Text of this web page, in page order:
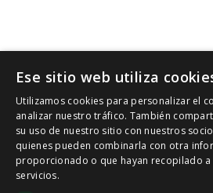
Ese sitio web utiliza
Utilizamos cookies para personalizar el
analizar nuestro tráfico. También
su uso de nuestro sitio con nuestros
quienes pueden combinarla con otra
proporcionado o que hayan recopilado
servicios.